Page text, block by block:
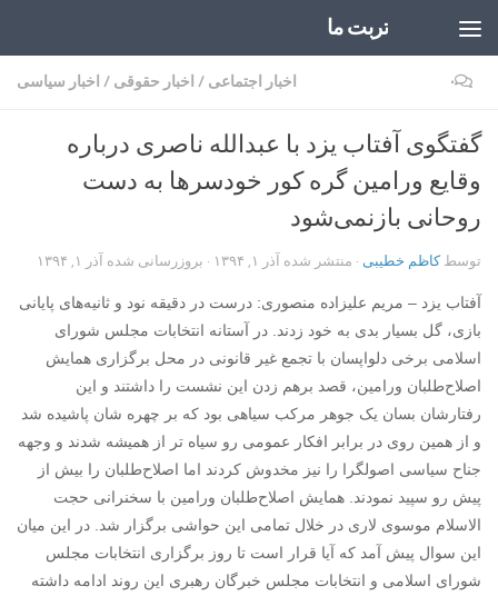
تربت ما
اخبار اجتماعی / اخبار حقوقی / اخبار سیاسی ۰
گفتگوی آفتاب یزد با عبدالله ناصری درباره
وقایع ورامین گره کور خودسرها به دست
روحانی بازنمی‌شود
توسطکاظم خطیبی · منتشر شده آذر ۱, ۱۳۹۴ · بروزرسانی شده آذر ۱, ۱۳۹۴
آفتاب یزد – مریم علیزاده منصوری: درست در دقیقه نود و ثانیه‌های پایانی
بازی، گل بسیار بدی به خود زدند. در آستانه انتخابات مجلس شورای
اسلامی برخی دلواپسان با تجمع غیر قانونی در محل برگزاری همایش
اصلاح‌طلبان ورامین، قصد برهم زدن این نشست را داشتند و این
رفتارشان بسان یک جوهر مرکب سیاهی بود که بر چهره شان پاشیده شد
و از همین روی در برابر افکار عمومی رو سیاه تر از همیشه شدند و وجهه
جناح سیاسی اصولگرا را نیز مخدوش کردند اما اصلاح‌طلبان را بیش از
پیش رو سپید نمودند. همایش اصلاح‌طلبان ورامین با سخنرانی حجت
الاسلام موسوی لاری در خلال تمامی این حواشی برگزار شد. در این میان
این سوال پیش آمد که آیا قرار است تا روز برگزاری انتخابات مجلس
شورای اسلامی و انتخابات مجلس خبرگان رهبری این روند ادامه داشته